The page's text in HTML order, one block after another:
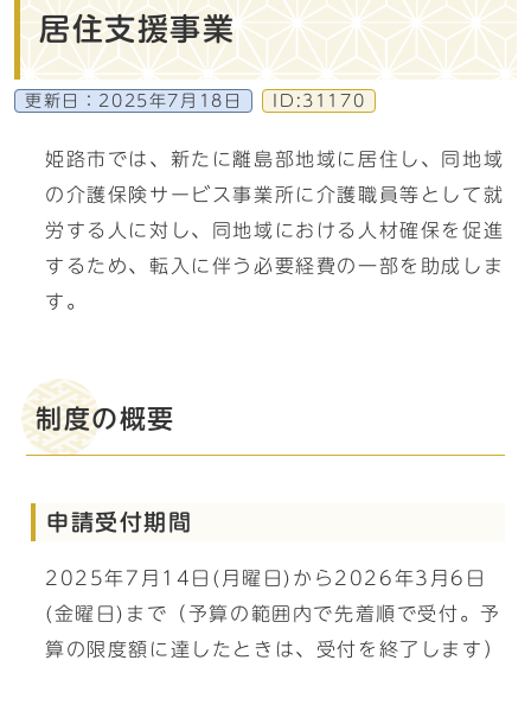
居住支援事業
更新日： 2025年7月18日 ID:31170
姫路市では、新たに離島部地域に居住し、同地域
の介護保険サービス事業所に介護職員等として就
労する人に対し、同地域における人材確保を促進
するため、転入に伴う必要経費の一部を助成しま
す。
制度の概要
申請受付期間
2025年7月14日(月曜日)から2026年3月6日
(金曜日)まで（予算の範囲内で先着順で受付。予
算の限度額に達したときは、受付を終了します）